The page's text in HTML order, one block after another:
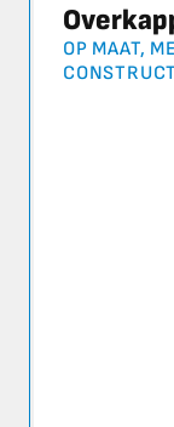
OP MAAT,